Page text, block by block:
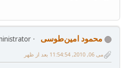
محمود امین‌طوسی
می 06, 2010, 11:54:54 بعد از ظهر